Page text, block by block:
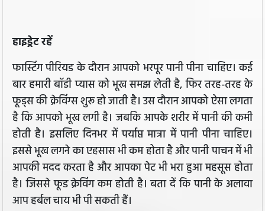
हाइड्रेट रहें
फास्टिंग पीरियड के दौरान आपको भरपूर पानी पीना चाहिए। कई
बार हमारी बॉडी प्यास को भूख समझ लेती है, फिर तरह-तरह के
फूड्स की क्रेविंग्स शुरू हो जाती है। उस दौरान आपको ऐसा लगता
है कि आपको भूख लगी है। जबकि आपके शरीर में पानी की कमी
होती है। इसलिए दिनभर में पर्याप्त मात्रा में पानी पीना चाहिए।
इससे भूख लगने का एहसास भी कम होता है और पानी पाचन में भी
आपकी मदद करता है और आपका पेट भी भरा हुआ महसूस होता
है। जिससे फूड क्रेविंग कम होती है। बता दें कि पानी के अलावा
आप हर्बल चाय भी पी सकती हैं।